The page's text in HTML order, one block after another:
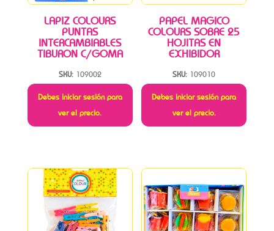
LAPIZ COLOURS
PUNTAS
INTERCAMBIABLES
TIBURON C/GOMA
SKU: 109002
Debes iniciar sesión para
ver el precio.
PAPEL MAGICO
COLOURS SOBRE 25
HOJITAS EN
EXHIBIDOR
SKU: 109010
Debes iniciar sesión para
ver el precio.